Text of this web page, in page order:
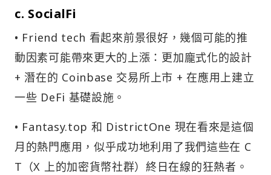
c. SocialFi
• Friend tech 看起來前景很好，幾個可能的推
動因素可能帶來更大的上漲：更加龐式化的設計
+ 潛在的 Coinbase 交易所上市 + 在應用上建立
一些 DeFi 基礎設施。
• Fantasy.top 和 DistrictOne 現在看來是這個
月的熱門應用，似乎成功地利用了我們這些在 C
T（X 上的加密貨幣社群）終日在線的狂熱者。